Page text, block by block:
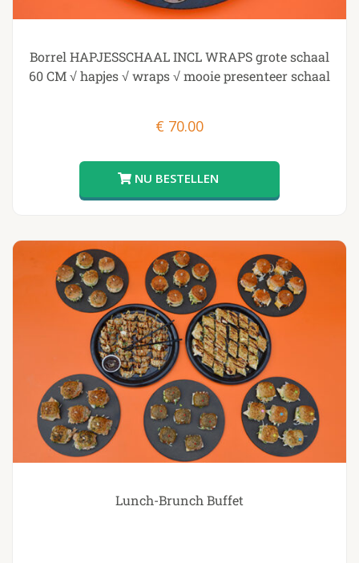
Borrel HAPJESSCHAAL INCL WRAPS grote schaal
60 CM √ hapjes √ wraps √ mooie presenteer schaal
€ 70.00
Lunch-Brunch Buffet